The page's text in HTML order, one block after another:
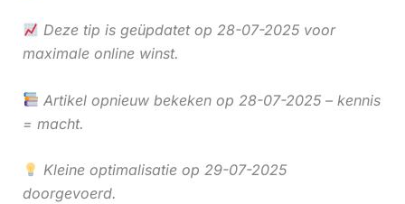
Deze tip is geüpdatet op 28-07-2025 voor
maximale online winst.
Artikel opnieuw bekeken op 28-07-2025 – kennis
= macht.
Kleine optimalisatie op 29-07-2025
doorgevoerd.